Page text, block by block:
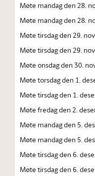
Møte mandag den 28.
Møte mandag den 28.
Møte tirsdag den 29.
Møte tirsdag den 29.
Møte onsdag den 30.
Møte torsdag den 1.
Møte tirsdag den 1.
Møte fredag den 2.
Møte mandag den 5.
Møte mandag den 5.
Møte tirsdag den 6.
Møte tirsdag den 6.